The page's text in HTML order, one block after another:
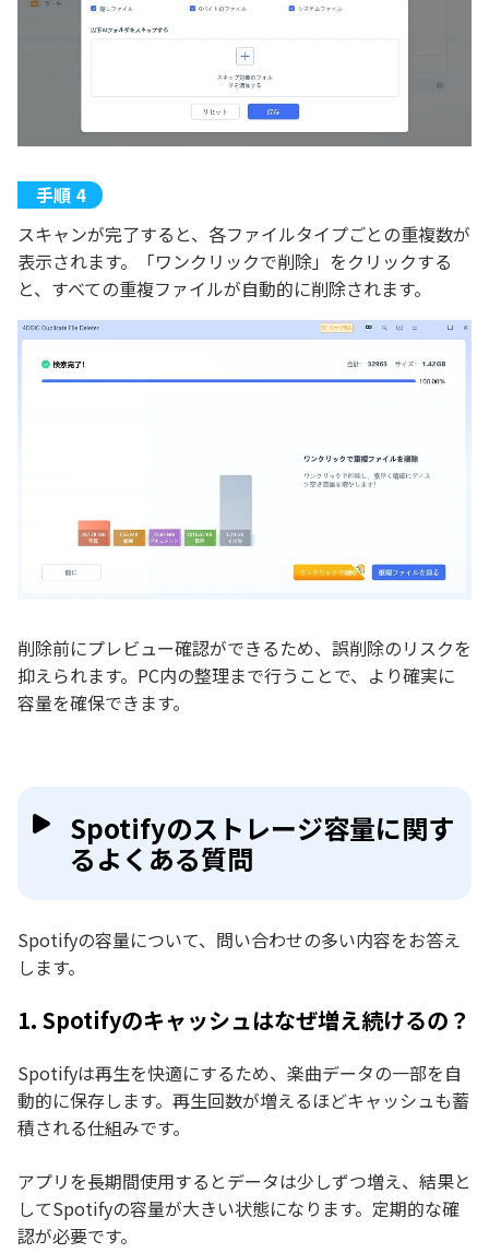
スキャンが完了すると、各ファイルタイプごとの重複数が
表示されます。「ワンクリックで削除」をクリックする
と、すべての重複ファイルが自動的に削除されます。
削除前にプレビュー確認ができるため、誤削除のリスクを
抑えられます。PC内の整理まで行うことで、より確実に
容量を確保できます。
Spotifyのストレージ容量に関す
るよくある質問
Spotifyの容量について、問い合わせの多い内容をお答え
します。
1. Spotifyのキャッシュはなぜ増え続けるの？
Spotifyは再生を快適にするため、楽曲データの一部を自
動的に保存します。再生回数が増えるほどキャッシュも蓄
積される仕組みです。
アプリを長期間使用するとデータは少しずつ増え、結果と
してSpotifyの容量が大きい状態になります。定期的な確
認が必要です。